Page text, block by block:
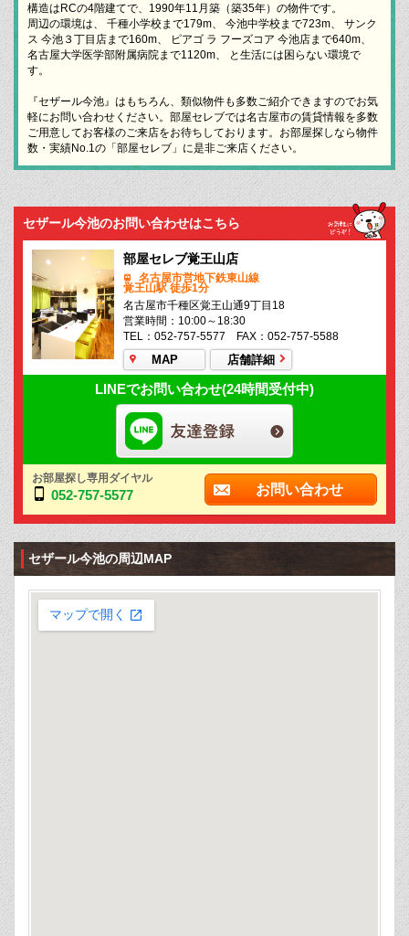
構造はRCの4階建てで、1990年11月築（築35年）の物件です。
周辺の環境は、 千種小学校まで179m、 今池中学校まで723m、 サンク
ス 今池３丁目店まで160m、 ピアゴ ラ フーズコア 今池店まで640m、
名古屋大学医学部附属病院まで1120m、 と生活には困らない環境で
す。
『セザール今池』はもちろん、類似物件も多数ご紹介できますのでお気
軽にお問い合わせください。部屋セレブでは名古屋市の賃貸情報を多数
ご用意してお客様のご来店をお待ちしております。お部屋探しなら物件
数・実績No.1の「部屋セレブ」に是非ご来店ください。
セザール今池のお問い合わせはこちら
部屋セレブ覚王山店
名古屋市営地下鉄東山線
覚王山駅 徒歩1分
名古屋市千種区覚王山通9丁目18
営業時間：10:00～18:30
TEL：052-757-5577 FAX：052-757-5588
MAP 店舗詳細
LINEでお問い合わせ(24時間受付中)
お部屋探し専用ダイヤル
052-757-5577 お問い合わせ
セザール今池の周辺MAP